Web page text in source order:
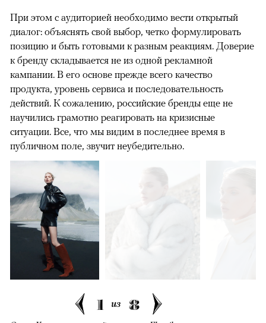
При этом с аудиторией необходимо вести открытый
диалог: объяснять свой выбор, четко формулировать
позицию и быть готовыми к разным реакциям. Доверие
к бренду складывается не из одной рекламной
кампании. В его основе прежде всего качество
продукта, уровень сервиса и последовательность
действий. К сожалению, российские бренды еще не
научились грамотно реагировать на кризисные
ситуации. Все, что мы видим в последнее время в
публичном поле, звучит неубедительно.
1 из 8